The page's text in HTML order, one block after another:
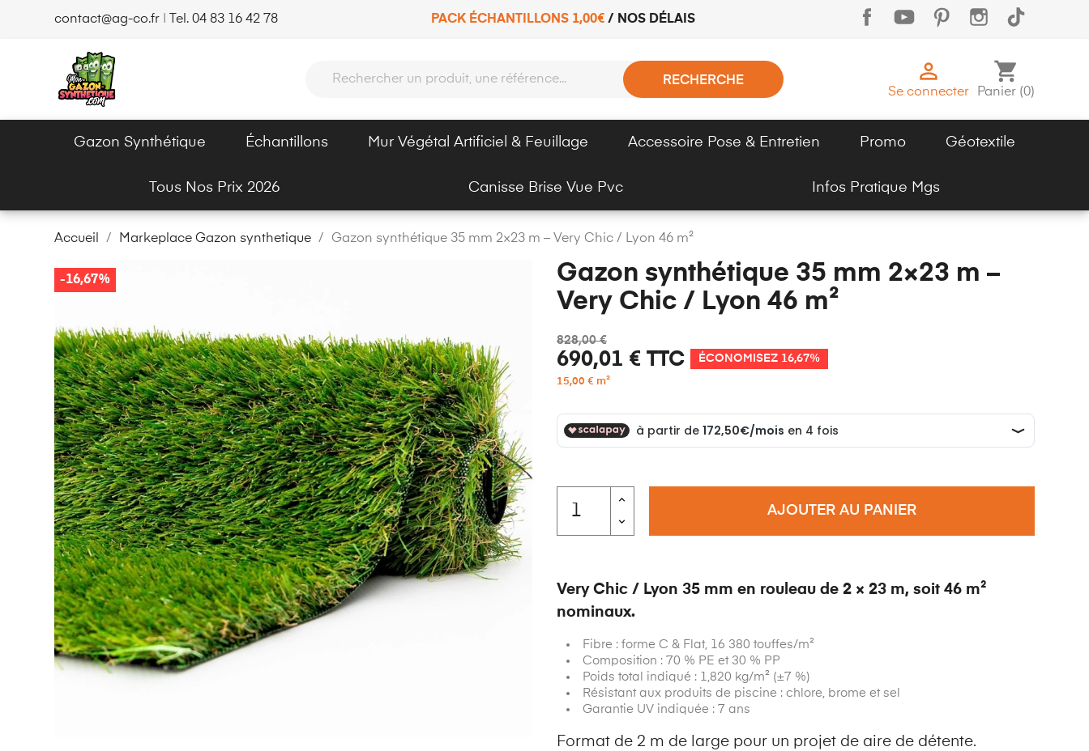
contact@ag-co.fr Tel. 04 83 16 42 78 PACK ÉCHANTILLONS 1,00€ / NOS DÉLAIS
RECHERCHE 
Se connecter
shopping_cart
Panier (0)
Gazon Synthétique Échantillons Mur Végétal Artificiel & Feuillage Accessoire Pose & Entretien Promo Géotextile
Tous Nos Prix 2026 Canisse Brise Vue Pvc Infos Pratique Mgs
Accueil Markeplace Gazon synthetique Gazon synthétique 35 mm 2×23 m – Very Chic / Lyon 46 m²
-16,67%
Gazon synthétique 35 mm 2×23 m –
Very Chic / Lyon 46 m²
828,00 €
690,01 € TTC ÉCONOMISEZ 16,67%
15,00 € m²
AJOUTER AU PANIER
Very Chic / Lyon 35 mm en rouleau de 2 × 23 m, soit 46 m²
nominaux.
Fibre : forme C & Flat, 16 380 touffes/m²
Composition : 70 % PE et 30 % PP
Poids total indiqué : 1,820 kg/m² (±7 %)
Résistant aux produits de piscine : chlore, brome et sel
Garantie UV indiquée : 7 ans
Format de 2 m de large pour un projet de aire de détente.